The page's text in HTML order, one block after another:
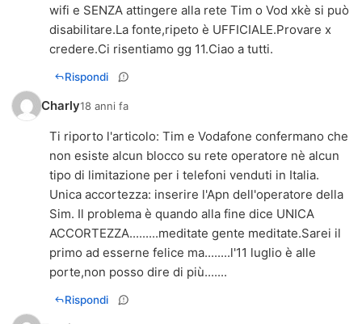
wifi e SENZA attingere alla rete Tim o Vod xkè si può
disabilitare.La fonte,ripeto è UFFICIALE.Provare x
credere.Ci risentiamo gg 11.Ciao a tutti.
Rispondi
Charly18 anni fa
Ti riporto l'articolo: Tim e Vodafone confermano che
non esiste alcun blocco su rete operatore nè alcun
tipo di limitazione per i telefoni venduti in Italia.
Unica accortezza: inserire l'Apn dell'operatore della
Sim. Il problema è quando alla fine dice UNICA
ACCORTEZZA.........meditate gente meditate.Sarei il
primo ad esserne felice ma........l'11 luglio è alle
porte,non posso dire di più.......
Rispondi